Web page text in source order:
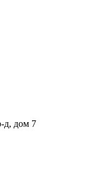
д, дом 7